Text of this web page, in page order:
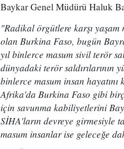
Baykar Genel Müdürü Haluk
"Radikal örgütlere karşı
olan Burkina Faso, bugün
yıl binlerce masum sivil terör
dünyadaki terör saldırılarının
binlerce masum insan
Afrika'da Burkina Faso gibi
için savunma kabiliyetlerini
SİHA'ların devreye girmesiyle
masum insanlar ise geleceğe